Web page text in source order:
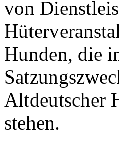
von
Hunden, die
Altdeutscher
stehen.